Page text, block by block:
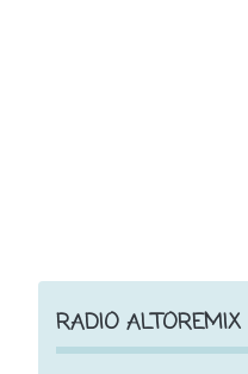
RADIO ALTOREMIX